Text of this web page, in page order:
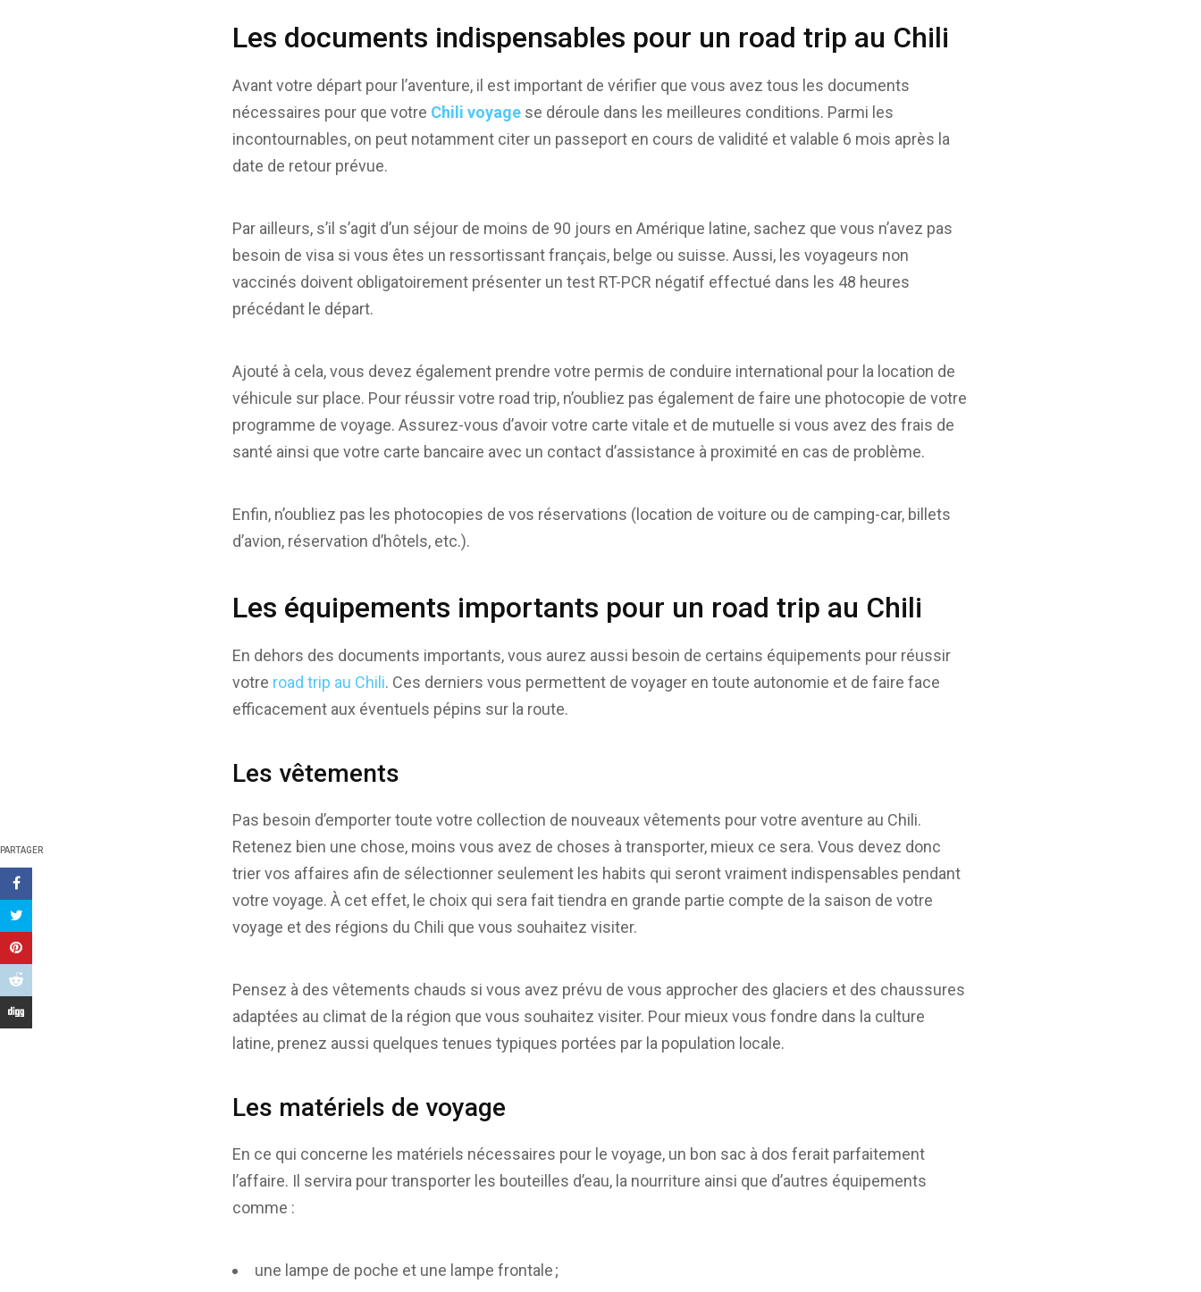
PARTAGER
Les documents indispensables pour un road trip au Chili
Avant votre départ pour l’aventure, il est important de vérifier que vous avez tous les documents
nécessaires pour que votre Chili voyage se déroule dans les meilleures conditions. Parmi les
incontournables, on peut notamment citer un passeport en cours de validité et valable 6 mois après la
date de retour prévue.
Par ailleurs, s’il s’agit d’un séjour de moins de 90 jours en Amérique latine, sachez que vous n’avez pas
besoin de visa si vous êtes un ressortissant français, belge ou suisse. Aussi, les voyageurs non
vaccinés doivent obligatoirement présenter un test RT-PCR négatif effectué dans les 48 heures
précédant le départ.
Ajouté à cela, vous devez également prendre votre permis de conduire international pour la location de
véhicule sur place. Pour réussir votre road trip, n’oubliez pas également de faire une photocopie de votre
programme de voyage. Assurez-vous d’avoir votre carte vitale et de mutuelle si vous avez des frais de
santé ainsi que votre carte bancaire avec un contact d’assistance à proximité en cas de problème.
Enfin, n’oubliez pas les photocopies de vos réservations (location de voiture ou de camping-car, billets
d’avion, réservation d’hôtels, etc.).
Les équipements importants pour un road trip au Chili
En dehors des documents importants, vous aurez aussi besoin de certains équipements pour réussir
votre road trip au Chili. Ces derniers vous permettent de voyager en toute autonomie et de faire face
efficacement aux éventuels pépins sur la route.
Les vêtements
Pas besoin d’emporter toute votre collection de nouveaux vêtements pour votre aventure au Chili.
Retenez bien une chose, moins vous avez de choses à transporter, mieux ce sera. Vous devez donc
trier vos affaires afin de sélectionner seulement les habits qui seront vraiment indispensables pendant
votre voyage. À cet effet, le choix qui sera fait tiendra en grande partie compte de la saison de votre
voyage et des régions du Chili que vous souhaitez visiter.
Pensez à des vêtements chauds si vous avez prévu de vous approcher des glaciers et des chaussures
adaptées au climat de la région que vous souhaitez visiter. Pour mieux vous fondre dans la culture
latine, prenez aussi quelques tenues typiques portées par la population locale.
Les matériels de voyage
En ce qui concerne les matériels nécessaires pour le voyage, un bon sac à dos ferait parfaitement
l’affaire. Il servira pour transporter les bouteilles d’eau, la nourriture ainsi que d’autres équipements
comme :
une lampe de poche et une lampe frontale ;